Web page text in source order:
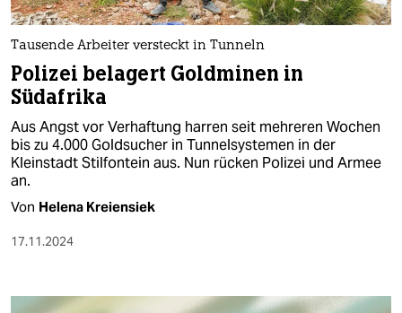
Tausende Arbeiter versteckt in Tunneln
Polizei belagert Goldminen in
Südafrika
Aus Angst vor Verhaftung harren seit mehreren Wochen
bis zu 4.000 Goldsucher in Tunnelsystemen in der
Kleinstadt Stilfontein aus. Nun rücken Polizei und Armee
an.
Von Helena Kreiensiek
17.11.2024